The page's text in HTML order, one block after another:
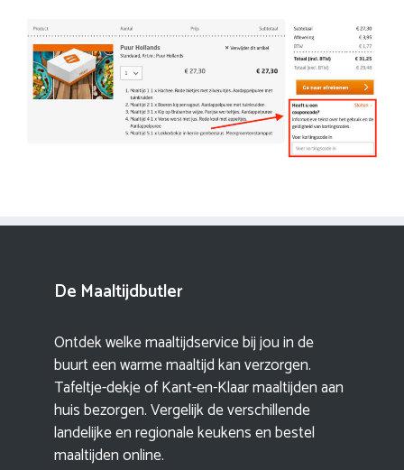
De Maaltijdbutler
Ontdek welke maaltijdservice bij jou in de
buurt een warme maaltijd kan verzorgen.
Tafeltje-dekje of Kant-en-Klaar maaltijden aan
huis bezorgen. Vergelijk de verschillende
landelijke en regionale keukens en bestel
maaltijden online.